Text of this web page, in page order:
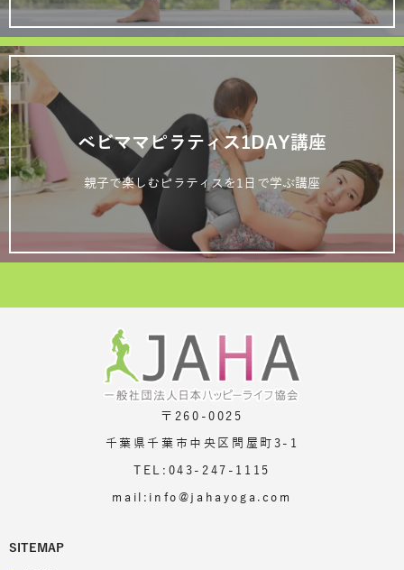
ベビママピラティス1DAY講座
親子で楽しむピラティスを1日で学ぶ講座
〒260-0025
千葉県千葉市中央区問屋町3-1
TEL:043-247-1115
mail:info@jahayoga.com
SITEMAP